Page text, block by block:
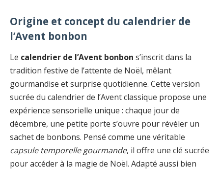
Origine et concept du calendrier de
l’Avent bonbon
Le calendrier de l’Avent bonbon s’inscrit dans la
tradition festive de l’attente de Noël, mêlant
gourmandise et surprise quotidienne. Cette version
sucrée du calendrier de l’Avent classique propose une
expérience sensorielle unique : chaque jour de
décembre, une petite porte s’ouvre pour révéler un
sachet de bonbons. Pensé comme une véritable
capsule temporelle gourmande, il offre une clé sucrée
pour accéder à la magie de Noël. Adapté aussi bien